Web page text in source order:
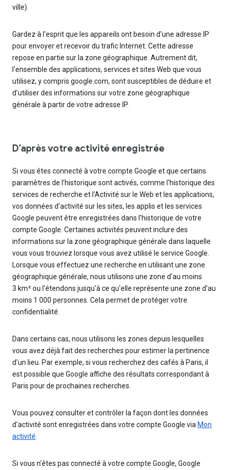
ville).
Gardez à l'esprit que les appareils ont besoin d'une adresse IP
pour envoyer et recevoir du trafic Internet. Cette adresse
repose en partie sur la zone géographique. Autrement dit,
l'ensemble des applications, services et sites Web que vous
utilisez, y compris google.com, sont susceptibles de déduire et
d'utiliser des informations sur votre zone géographique
générale à partir de votre adresse IP.
D'après votre activité enregistrée
Si vous êtes connecté à votre compte Google et que certains
paramètres de l'historique sont activés, comme l'historique des
services de recherche et l'Activité sur le Web et les applications,
vos données d'activité sur les sites, les applis et les services
Google peuvent être enregistrées dans l'historique de votre
compte Google. Certaines activités peuvent inclure des
informations sur la zone géographique générale dans laquelle
vous vous trouviez lorsque vous avez utilisé le service Google.
Lorsque vous effectuez une recherche en utilisant une zone
géographique générale, nous utilisons une zone d'au moins
3 km² ou l'étendons jusqu'à ce qu'elle représente une zone d'au
moins 1 000 personnes. Cela permet de protéger votre
confidentialité.
Dans certains cas, nous utilisons les zones depuis lesquelles
vous avez déjà fait des recherches pour estimer la pertinence
d'un lieu. Par exemple, si vous recherchez des cafés à Paris, il
est possible que Google affiche des résultats correspondant à
Paris pour de prochaines recherches.
Vous pouvez consulter et contrôler la façon dont les données
d'activité sont enregistrées dans votre compte Google via Mon
activité
Si vous n'êtes pas connecté à votre compte Google, Google